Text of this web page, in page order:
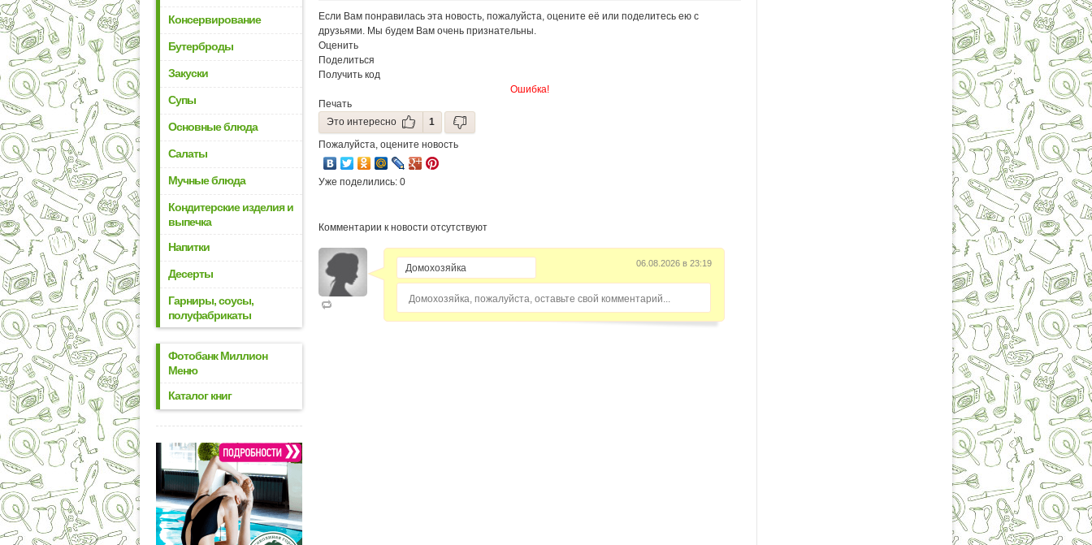
Консервирование
Бутерброды
Закуски
Супы
Основные блюда
Салаты
Мучные блюда
Кондитерские изделия и
выпечка
Напитки
Десерты
Гарниры, соусы,
полуфабрикаты
Фотобанк Миллион
Меню
Каталог книг
Если Вам понравилась эта новость, пожалуйста, оцените её или поделитесь ею с
друзьями. Мы будем Вам очень признательны.
Оценить
Поделиться
Получить код
Ошибка!
Печать
Это интересно
1
Пожалуйста, оцените новость
Уже поделились: 0
Комментарии к новости отсутствуют
06.08.2026 в 23:19
Домохозяйка, пожалуйста, оставьте свой комментарий...